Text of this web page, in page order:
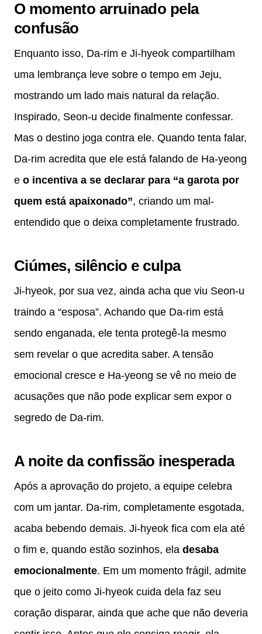
O momento arruinado pela
confusão
Enquanto isso, Da-rim e Ji-hyeok compartilham
uma lembrança leve sobre o tempo em Jeju,
mostrando um lado mais natural da relação.
Inspirado, Seon-u decide finalmente confessar.
Mas o destino joga contra ele. Quando tenta falar,
Da-rim acredita que ele está falando de Ha-yeong
e o incentiva a se declarar para “a garota por
quem está apaixonado”, criando um mal-
entendido que o deixa completamente frustrado.
Ciúmes, silêncio e culpa
Ji-hyeok, por sua vez, ainda acha que viu Seon-u
traindo a “esposa”. Achando que Da-rim está
sendo enganada, ele tenta protegê-la mesmo
sem revelar o que acredita saber. A tensão
emocional cresce e Ha-yeong se vê no meio de
acusações que não pode explicar sem expor o
segredo de Da-rim.
A noite da confissão inesperada
Após a aprovação do projeto, a equipe celebra
com um jantar. Da-rim, completamente esgotada,
acaba bebendo demais. Ji-hyeok fica com ela até
o fim e, quando estão sozinhos, ela desaba
emocionalmente. Em um momento frágil, admite
que o jeito como Ji-hyeok cuida dela faz seu
coração disparar, ainda que ache que não deveria